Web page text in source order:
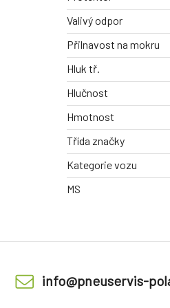
Valivý odpor
Přilnavost na mokru
Hluk tř.
Hlučnost
Hmotnost
Třída značky
Kategorie vozu
MS
info@pneuservis-